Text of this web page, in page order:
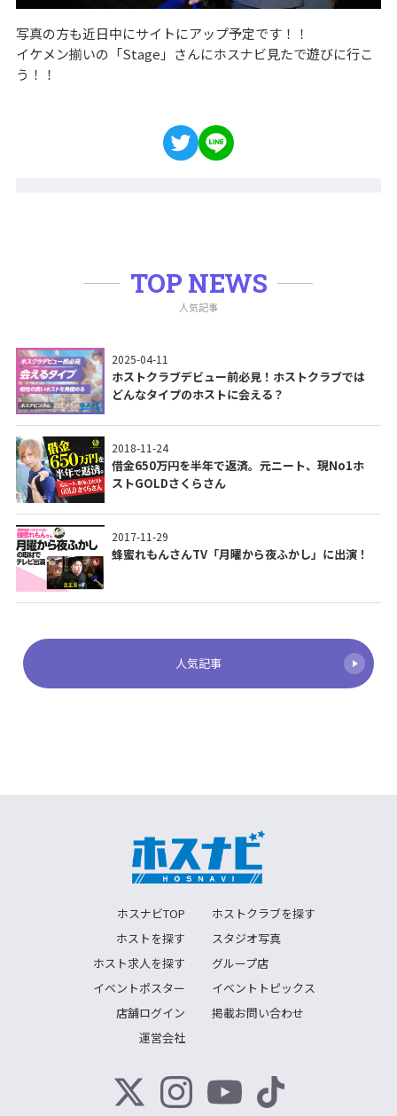
写真の方も近日中にサイトにアップ予定です！！
イケメン揃いの「Stage」さんにホスナビ見たで遊びに行こ
う！！
TOP NEWS
人気記事
2025-04-11
ホストクラブデビュー前必見！ホストクラブでは
どんなタイプのホストに会える？
2018-11-24
借金650万円を半年で返済。元ニート、現No1ホ
ストGOLDさくらさん
2017-11-29
蜂蜜れもんさんTV「月曜から夜ふかし」に出演！
人気記事
ホスナビTOP
ホストクラブを探す
ホストを探す
スタジオ写真
ホスト求人を探す
グループ店
イベントポスター
イベントトピックス
店舗ログイン
掲載お問い合わせ
運営会社